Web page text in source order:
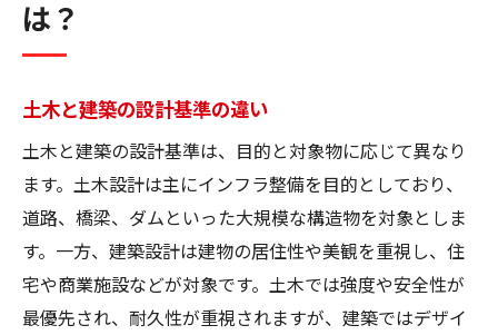
は？
土木と建築の設計基準の違い
土木と建築の設計基準は、目的と対象物に応じて異なり
ます。土木設計は主にインフラ整備を目的としており、
道路、橋梁、ダムといった大規模な構造物を対象としま
す。一方、建築設計は建物の居住性や美観を重視し、住
宅や商業施設などが対象です。土木では強度や安全性が
最優先され、耐久性が重視されますが、建築ではデザイ